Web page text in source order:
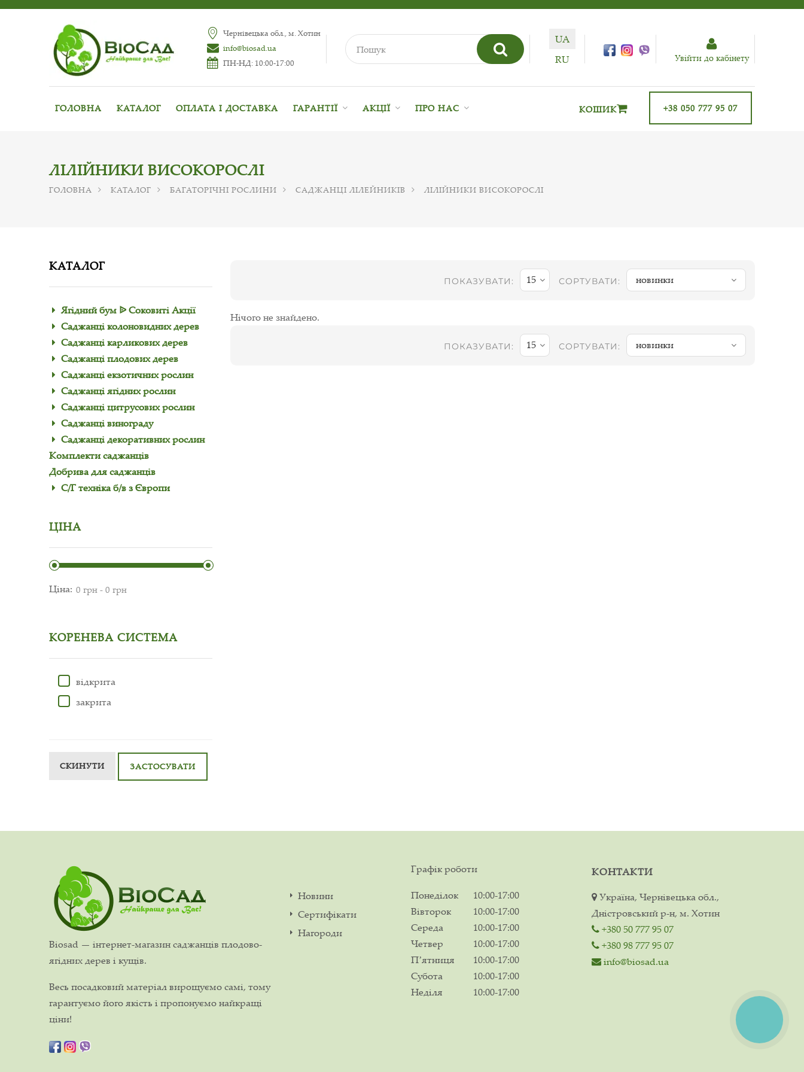
Чернівецька обл., м. Хотин
info@biosad.ua
ПН-НД: 10:00-17:00
UA
RU
Увiйти до кабiнету
ГОЛОВНА КАТАЛОГ ОПЛАТА І ДОСТАВКА ГАРАНТІЇ АКЦІЇ ПРО НАС +38 050 777 95 07
КОШИК
ЛІЛІЙНИКИ ВИСОКОРОСЛІ
ГОЛОВНА КАТАЛОГ БАГАТОРІЧНІ РОСЛИНИ САДЖАНЦІ ЛІЛЕЙНИКІВ ЛІЛІЙНИКИ ВИСОКОРОСЛІ
КАТАЛОГ
Ягідний бум ᐉ Соковиті Акції
Саджанці колоновидних дерев
Саджанці карликових дерев
Саджанці плодових дерев
Саджанці екзотичних рослин
Саджанці ягідних рослин
Саджанці цитрусових рослин
Саджанці винограду
Саджанці декоративних рослин
Комплекти саджанців
Добрива для саджанців
С/Г техніка б/в з Європи
ЦІНА
Ціна:
КОРЕНЕВА СИСТЕМА
відкрита
закрита
СКИНУТИ ЗАСТОСУВАТИ
ПОКАЗУВАТИ: 15 СОРТУВАТИ: новинки
Нічого не знайдено.
ПОКАЗУВАТИ: 15 СОРТУВАТИ: новинки
Biosad — інтернет-магазин саджанців плодово-
ягідних дерев і кущів.
Весь посадковий матеріал вирощуємо самі, тому
гарантуємо його якість і пропонуємо найкращі
ціни!
Новини
Сертифікати
Нагороди
Графік роботи
Понеділок
10:00-17:00
Вівторок
10:00-17:00
Середа
10:00-17:00
Четвер
10:00-17:00
Пʼятниця
10:00-17:00
Субота
10:00-17:00
Неділя
10:00-17:00
КОНТАКТИ
Україна, Чернівецька обл.,
Дністровський р-н, м. Хотин
+380 50 777 95 07
+380 98 777 95 07
info@biosad.ua